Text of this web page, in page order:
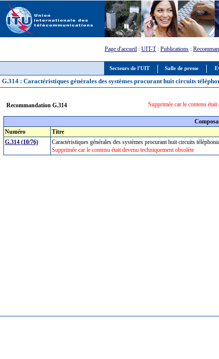
Secteurs de l'UIT Salle de presse
Page d'accueil : UIT-T: Publications :
G.314 : Caractéristiques générales des systèmes procurant huit circuits
Recommandation G.314 Supprimée car le contenu
Numéro
Titre
G.314 (10/76)
Caractéristiques générales des systèmes procurant huit circuits
Supprimée car le contenu était devenu techniquement obsolète